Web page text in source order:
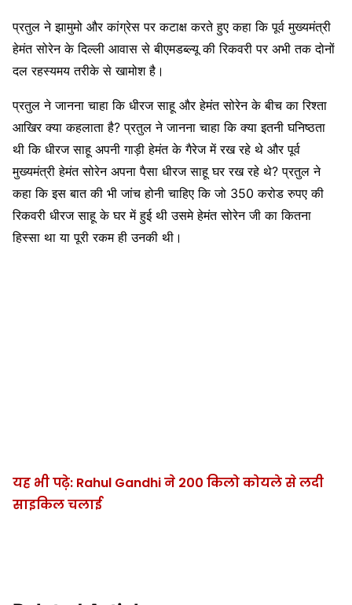
प्रतुल ने झामुमो और कांग्रेस पर कटाक्ष करते हुए कहा कि पूर्व मुख्यमंत्री
हेमंत सोरेन के दिल्ली आवास से बीएमडब्ल्यू की रिकवरी पर अभी तक दोनों
दल रहस्यमय तरीके से खामोश है।
प्रतुल ने जानना चाहा कि धीरज साहू और हेमंत सोरेन के बीच का रिश्ता
आखिर क्या कहलाता है? प्रतुल ने जानना चाहा कि क्या इतनी घनिष्ठता
थी कि धीरज साहू अपनी गाड़ी हेमंत के गैरेज में रख रहे थे और पूर्व
मुख्यमंत्री हेमंत सोरेन अपना पैसा धीरज साहू घर रख रहे थे? प्रतुल ने
कहा कि इस बात की भी जांच होनी चाहिए कि जो 350 करोड रुपए की
रिकवरी धीरज साहू के घर में हुई थी उसमे हेमंत सोरेन जी का कितना
हिस्सा था या पूरी रकम ही उनकी थी।
यह भी पढ़े: Rahul Gandhi ने 200 किलो कोयले से लदी
साइकिल चलाई